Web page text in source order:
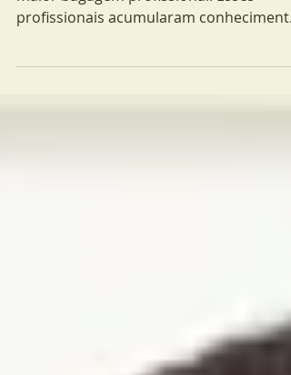
Por vários motivos. Começando pela
profissionais acumularam